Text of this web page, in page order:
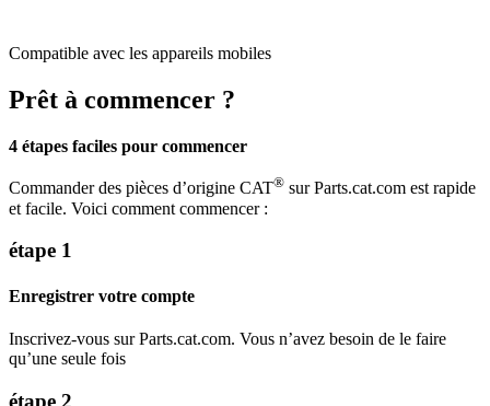
Compatible avec les appareils mobiles
Prêt à commencer ?
4 étapes faciles pour commencer
Commander des pièces d’origine CAT® sur Parts.cat.com est rapide
et facile. Voici comment commencer :
étape 1
Enregistrer votre compte
Inscrivez-vous sur Parts.cat.com. Vous n’avez besoin de le faire
qu’une seule fois
étape 2